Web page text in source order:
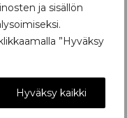
ja sisällön
”Hyväksy
Hyväksy kaikki
kunnossapitoa –